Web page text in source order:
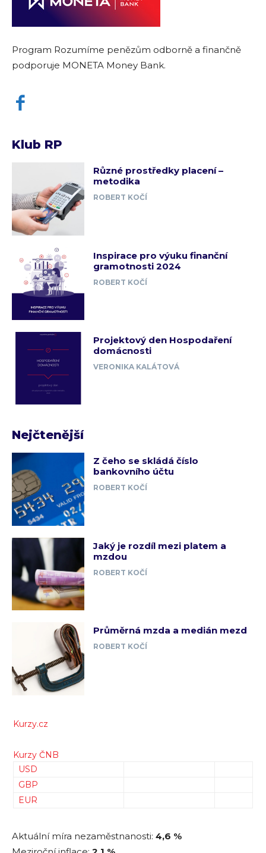
Program Rozumíme penězům odborně a finančně
podporuje MONETA Money Bank.
Klub RP
Různé prostředky placení –
metodika
ROBERT KOČÍ
Inspirace pro výuku finanční
gramotnosti 2024
ROBERT KOČÍ
Projektový den Hospodaření
domácnosti
VERONIKA KALÁTOVÁ
Nejčtenější
Z čeho se skládá číslo
bankovního účtu
ROBERT KOČÍ
Jaký je rozdíl mezi platem a
mzdou
ROBERT KOČÍ
Průměrná mzda a medián mezd
ROBERT KOČÍ
Kurzy.cz
Kurzy ČNB
USD
GBP
EUR
Aktuální míra nezaměstnanosti: 4,6 %